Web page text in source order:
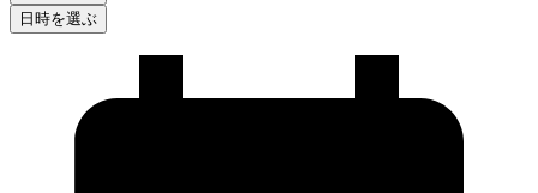
日時を選ぶ